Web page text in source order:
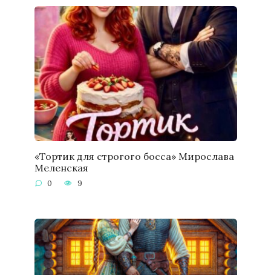
«Тортик для строгого босса» Мирослава
Меленская
0 9